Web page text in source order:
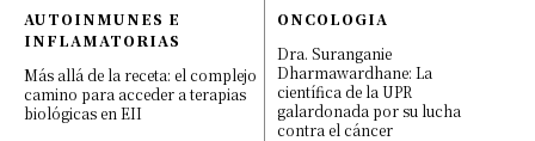
AUTOINMUNES E
INFLAMATORIAS
Más allá de la receta: el complejo
camino para acceder a terapias
biológicas en EII
ONCOLOGIA
Dra. Suranganie
Dharmawardhane: La
científica de la UPR
galardonada por su lucha
contra el cáncer